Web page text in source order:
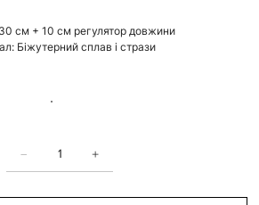
см + 10 см регулятор довжини
Біжутерний сплав і стрази